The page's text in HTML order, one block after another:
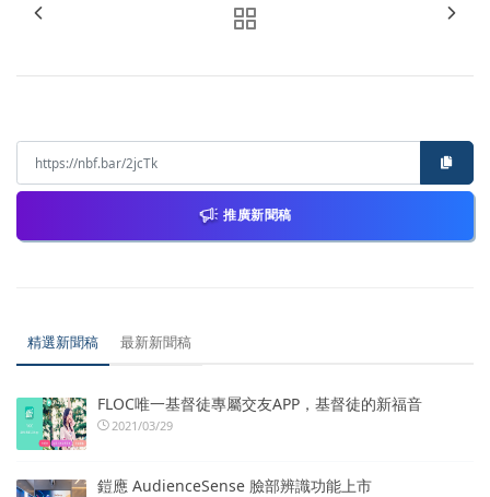
推廣新聞稿
精選新聞稿 最新新聞稿
FLOC唯一基督徒專屬交友APP，基督徒的新福音
2021/03/29
鎧應 AudienceSense 臉部辨識功能上市